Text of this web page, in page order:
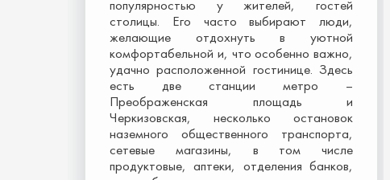
популярностью у жителей, гостей
столицы. Его часто выбирают люди,
желающие отдохнуть в уютной
комфортабельной и, что особенно важно,
удачно расположенной гостинице. Здесь
есть две станции метро –
Преображенская площадь и
Черкизовская, несколько остановок
наземного общественного транспорта,
сетевые магазины, в том числе
продуктовые, аптеки, отделения банков,